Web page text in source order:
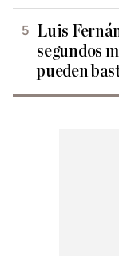
Luis
segundos
pueden